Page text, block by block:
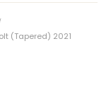
(Tapered) 2021